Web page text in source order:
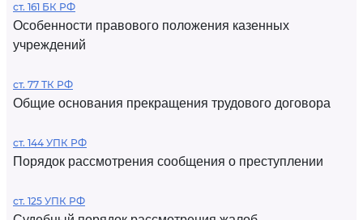
ст. 161 БК РФ
Особенности правового положения казенных
учреждений
ст. 77 ТК РФ
Общие основания прекращения трудового договора
ст. 144 УПК РФ
Порядок рассмотрения сообщения о преступлении
ст. 125 УПК РФ